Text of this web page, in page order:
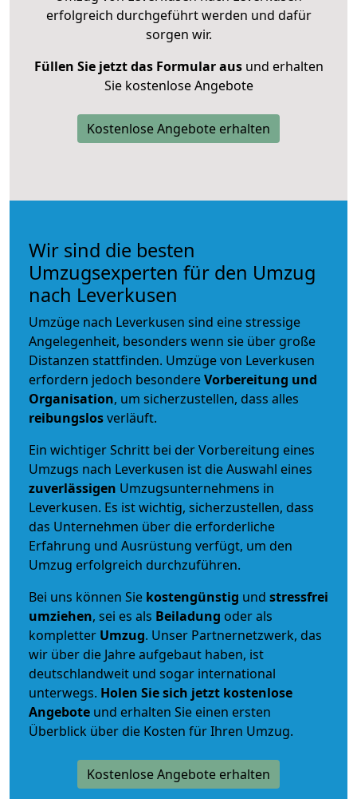
erfolgreich durchgeführt werden und dafür
sorgen wir.
Füllen Sie jetzt das Formular ausund erhalten
Sie kostenlose Angebote
Kostenlose Angebote erhalten
Wir sind die besten
Umzugsexperten für den Umzug
nach Leverkusen
Umzüge nach Leverkusen sind eine stressige
Angelegenheit, besonders wenn sie über große
Distanzen stattfinden. Umzüge von Leverkusen
erfordern jedoch besondereVorbereitung und
Organisation, um sicherzustellen, dass alles
reibungslosverläuft.
Ein wichtiger Schritt bei der Vorbereitung eines
Umzugs nach Leverkusen ist die Auswahl eines
zuverlässigen Umzugsunternehmens in
Leverkusen. Es ist wichtig, sicherzustellen, dass
das Unternehmen über die erforderliche
Erfahrung und Ausrüstung verfügt, um den
Umzug erfolgreich durchzuführen.
Bei uns können Sie kostengünstig und stressfrei
umziehen, sei es als Beiladung oder als
kompletter Umzug. Unser Partnernetzwerk, das
wir über die Jahre aufgebaut haben, ist
deutschlandweit und sogar international
unterwegs. Holen Sie sich jetzt kostenlose
Angebote und erhalten Sie einen ersten
Überblick über die Kosten für Ihren Umzug.
Kostenlose Angebote erhalten